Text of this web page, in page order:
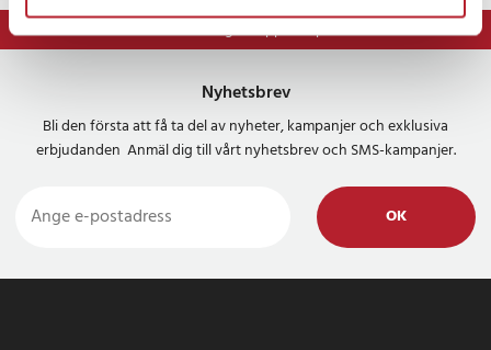
⭐ 365 dagars öppet köp
Nyhetsbrev
Bli den första att få ta del av nyheter, kampanjer och exklusiva
erbjudanden Anmäl dig till vårt nyhetsbrev och SMS-kampanjer.
OK